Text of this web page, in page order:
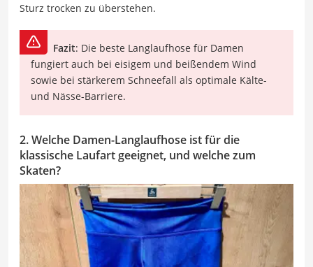
Sturz trocken zu überstehen.
Fazit: Die beste Langlaufhose für Damen
fungiert auch bei eisigem und beißendem Wind
sowie bei stärkerem Schneefall als optimale Kälte-
und Nässe-Barriere.
2. Welche Damen-Langlaufhose ist für die
klassische Laufart geeignet, und welche zum
Skaten?